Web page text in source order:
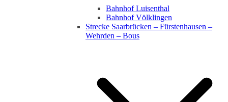
Bahnhof Luisenthal
Bahnhof Völklingen
Strecke Saarbrücken – Fürstenhausen –
Wehrden – Bous